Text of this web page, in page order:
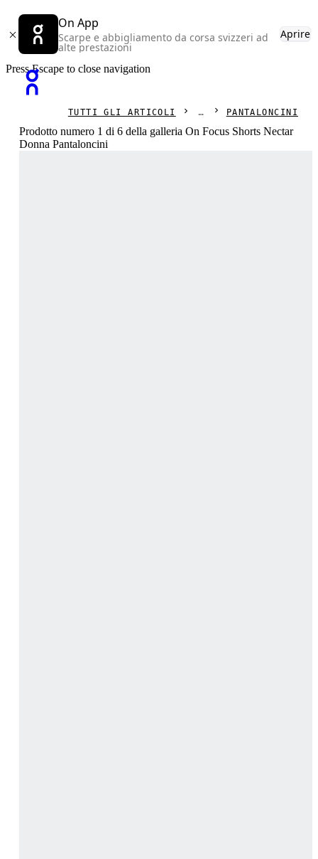
On App
Scarpe e abbigliamento da corsa svizzeri ad
alte prestazioni
Aprire
Press Escape to close navigation
TUTTI GLI ARTICOLI PANTALONCINI
Prodotto numero 1 di 6 della galleria On Focus Shorts Nectar
Donna Pantaloncini